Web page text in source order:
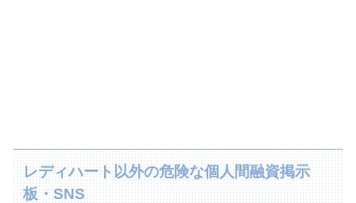
レディハート以外の危険な個人間融資掲示
板・SNS